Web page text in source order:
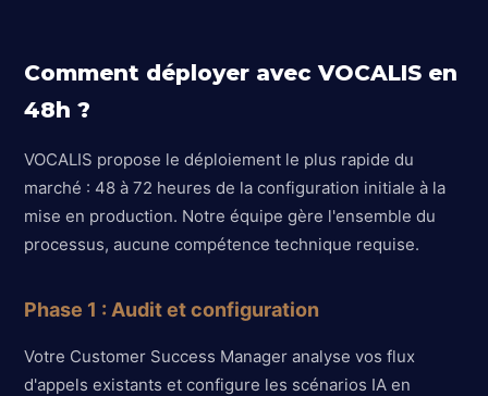
Comment déployer avec VOCALIS en
48h ?
VOCALIS propose le déploiement le plus rapide du
marché : 48 à 72 heures de la configuration initiale à la
mise en production. Notre équipe gère l'ensemble du
processus, aucune compétence technique requise.
Phase 1 : Audit et configuration
Votre Customer Success Manager analyse vos flux
d'appels existants et configure les scénarios IA en